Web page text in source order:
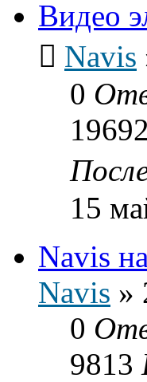
Видео
Navis
0
19692
15
Navis
Navis »
0
9813